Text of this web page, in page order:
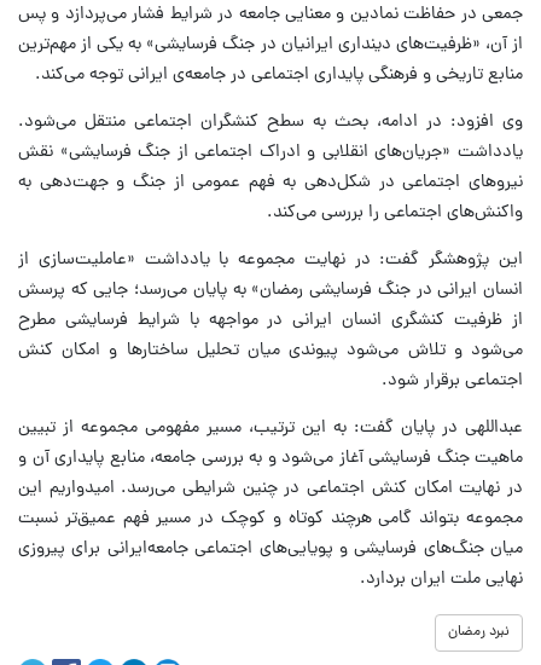
جمعی در حفاظت نمادین و معنایی جامعه در شرایط فشار می‌پردازد و پس
از آن، «ظرفیت‌های دینداری ایرانیان در جنگ فرسایشی» به یکی از مهم‌ترین
منابع تاریخی و فرهنگی پایداری اجتماعی در جامعه‌ی ایرانی توجه می‌کند.
وی افزود: در ادامه، بحث به سطح کنشگران اجتماعی منتقل می‌شود.
یادداشت «جریان‌های انقلابی و ادراک اجتماعی از جنگ فرسایشی» نقش
نیروهای اجتماعی در شکل‌دهی به فهم عمومی از جنگ و جهت‌دهی به
واکنش‌های اجتماعی را بررسی می‌کند.
این پژوهشگر گفت: در نهایت مجموعه با یادداشت «عاملیت‌سازی از
انسان ایرانی در جنگ فرسایشی رمضان» به پایان می‌رسد؛ جایی که پرسش
از ظرفیت کنشگری انسان ایرانی در مواجهه با شرایط فرسایشی مطرح
می‌شود و تلاش می‌شود پیوندی میان تحلیل ساختارها و امکان کنش
اجتماعی برقرار شود.
عبداللهی در پایان گفت: به این ترتیب، مسیر مفهومی مجموعه از تبیین
ماهیت جنگ فرسایشی آغاز می‌شود و به بررسی جامعه، منابع پایداری آن و
در نهایت امکان کنش اجتماعی در چنین شرایطی می‌رسد. امیدواریم این
مجموعه بتواند گامی هرچند کوتاه و کوچک در مسیر فهم عمیق‌تر نسبت
میان جنگ‌های فرسایشی و پویایی‌های اجتماعی جامعه‌ایرانی برای پیروزی
نهایی ملت ایران بردارد.
نبرد رمضان